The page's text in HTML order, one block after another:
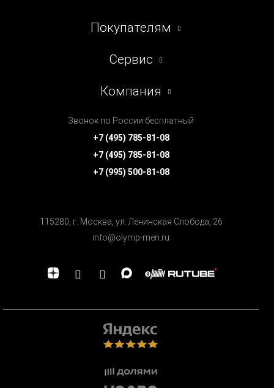
Покупателям
Сервис
Компания
Звонок по России бесплатный
+7 (495) 785-81-08
+7 (495) 785-81-08
+7 (995) 500-81-08
115280, г. Москва, ул. Ленинская Cлобода, 26
info@olymp-men.ru